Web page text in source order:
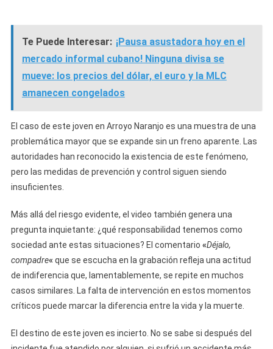
Te Puede Interesar: ¡Pausa asustadora hoy en el
mercado informal cubano! Ninguna divisa se
mueve: los precios del dólar, el euro y la MLC
amanecen congelados
El caso de este joven en Arroyo Naranjo es una muestra de una
problemática mayor que se expande sin un freno aparente. Las
autoridades han reconocido la existencia de este fenómeno,
pero las medidas de prevención y control siguen siendo
insuficientes.
Más allá del riesgo evidente, el video también genera una
pregunta inquietante: ¿qué responsabilidad tenemos como
sociedad ante estas situaciones? El comentario «Déjalo,
compadre« que se escucha en la grabación refleja una actitud
de indiferencia que, lamentablemente, se repite en muchos
casos similares. La falta de intervención en estos momentos
críticos puede marcar la diferencia entre la vida y la muerte.
El destino de este joven es incierto. No se sabe si después del